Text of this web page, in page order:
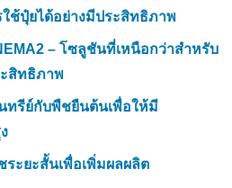
ช้ปุ๋ยได้อย่างมีประสิทธิภาพ
– โซลูชันที่เหนือกว่าสำหรับ
สิทธิภาพ
ทรีย์กับพืชยืนต้นเพื่อให้มี
ะยะสั้นเพื่อเพิ่มผลผลิต